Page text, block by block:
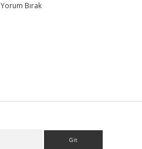
Yorum Bırak